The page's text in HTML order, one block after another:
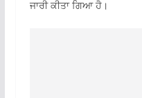
ਜਾਰੀ ਕੀਤਾ ਗਿਆ ਹੈ।